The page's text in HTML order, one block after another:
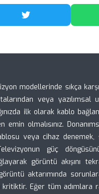
Twitter'da Paylaş
modellerinde sıkça
veya yazılımsal
ilk olarak kablo
emin olmalısınız.
veya cihaz denemek,
güç
görüntü akışını
aktarımında
Eğer tüm adımlara